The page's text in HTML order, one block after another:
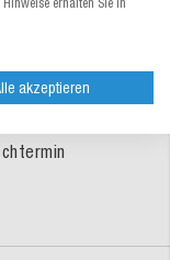
erhalten Sie in
akzeptieren